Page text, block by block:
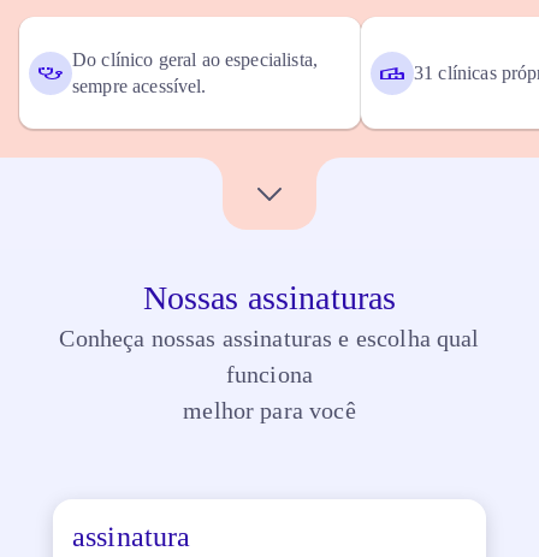
Do clínico geral ao especialista,
sempre acessível.
31 clínicas
Nossas assinaturas
Conheça nossas assinaturas e escolha qual
funciona
melhor para você
assinatura